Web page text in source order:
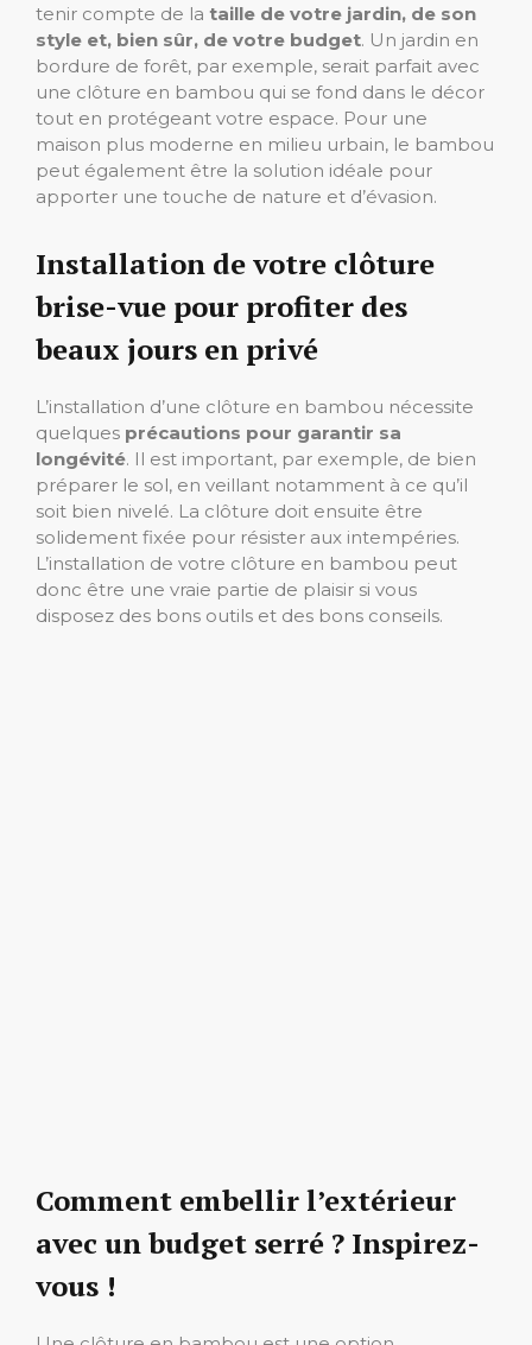
tenir compte de la taille de votre jardin, de son
style et, bien sûr, de votre budget. Un jardin en
bordure de forêt, par exemple, serait parfait avec
une clôture en bambou qui se fond dans le décor
tout en protégeant votre espace. Pour une
maison plus moderne en milieu urbain, le bambou
peut également être la solution idéale pour
apporter une touche de nature et d’évasion.
Installation de votre clôture
brise-vue pour profiter des
beaux jours en privé
L’installation d’une clôture en bambou nécessite
quelques précautions pour garantir sa
longévité. Il est important, par exemple, de bien
préparer le sol, en veillant notamment à ce qu’il
soit bien nivelé. La clôture doit ensuite être
solidement fixée pour résister aux intempéries.
L’installation de votre clôture en bambou peut
donc être une vraie partie de plaisir si vous
disposez des bons outils et des bons conseils.
Comment embellir l’extérieur
avec un budget serré ? Inspirez-
vous !